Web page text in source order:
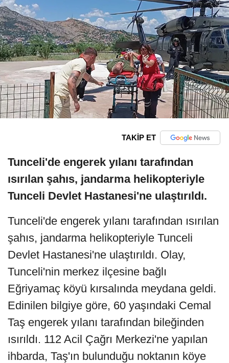
TAKİP ET
Tunceli'de engerek yılanı tarafından
ısırılan şahıs, jandarma helikopteriyle
Tunceli Devlet Hastanesi'ne ulaştırıldı.
Tunceli'de engerek yılanı tarafından ısırılan
şahıs, jandarma helikopteriyle Tunceli
Devlet Hastanesi'ne ulaştırıldı. Olay,
Tunceli'nin merkez ilçesine bağlı
Eğriyamaç köyü kırsalında meydana geldi.
Edinilen bilgiye göre, 60 yaşındaki Cemal
Taş engerek yılanı tarafından bileğinden
ısırıldı. 112 Acil Çağrı Merkezi'ne yapılan
ihbarda, Taş'ın bulunduğu noktanın köye